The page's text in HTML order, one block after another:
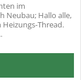
im
Neubau; Hallo alle,
Thread.